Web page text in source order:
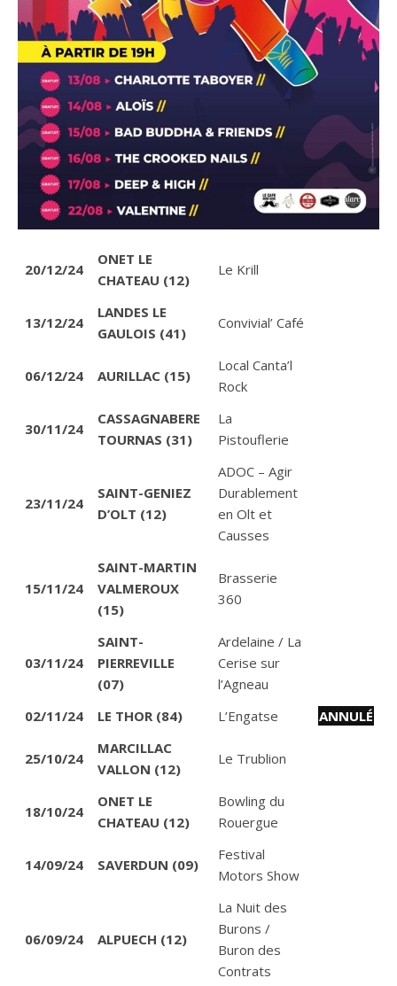
20/12/24
ONET LE
CHATEAU (12)
Le Krill
13/12/24
LANDES LE
GAULOIS (41)
Convivial’ Café
06/12/24 AURILLAC (15)
Local Canta’l
Rock
30/11/24
CASSAGNABERE
TOURNAS (31)
La
Pistouflerie
23/11/24
SAINT-GENIEZ
D’OLT (12)
ADOC – Agir
Durablement
en Olt et
Causses
15/11/24
SAINT-MARTIN
VALMEROUX
(15)
Brasserie
360
03/11/24
SAINT-
PIERREVILLE
(07)
Ardelaine / La
Cerise sur
l’Agneau
02/11/24
LE THOR (84) L’Engatse ANNULÉ
25/10/24
MARCILLAC
VALLON (12)
Le Trublion
18/10/24
ONET LE
CHATEAU (12)
Bowling du
Rouergue
14/09/24 SAVERDUN (09)
Festival
Motors Show
06/09/24 ALPUECH (12)
La Nuit des
Burons /
Buron des
Contrats